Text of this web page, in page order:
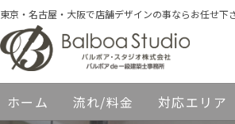
東京・名古屋・大阪で店舗デザインの事ならお任せ下
ホーム 流れ/料金 対応エリア